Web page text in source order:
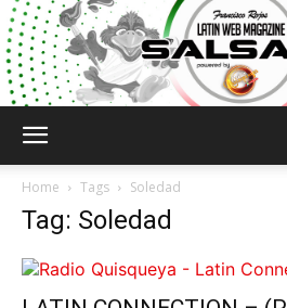
Home Tags Soledad
Tag: Soledad